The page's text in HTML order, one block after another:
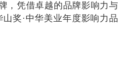
，凭借卓越的品牌影响力与
奖·中华美业年度影响力品